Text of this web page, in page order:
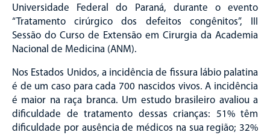
Universidade Federal do Paraná, durante o evento
“Tratamento cirúrgico dos defeitos congênitos”, III
Sessão do Curso de Extensão em Cirurgia da Academia
Nacional de Medicina (ANM).
Nos Estados Unidos, a incidência de fissura lábio palatina
é de um caso para cada 700 nascidos vivos. A incidência
é maior na raça branca. Um estudo brasileiro avaliou a
dificuldade de tratamento dessas crianças: 51% têm
dificuldade por ausência de médicos na sua região; 32%